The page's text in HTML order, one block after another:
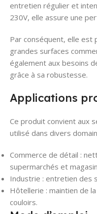
entretien régulier et
230V, elle assure une
Par conséquent, elle est
grandes surfaces
également aux besoins
grâce à sa robustesse.
Applications
Ce produit convient aux
utilisé dans divers
Commerce de détail :
supermarchés et
Industrie : entretien des
Hôtellerie : maintien de
couloirs.